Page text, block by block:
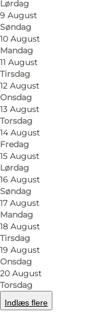
Lørdag
9 August
Søndag
10 August
Mandag
11 August
Tirsdag
12 August
Onsdag
13 August
Torsdag
14 August
Fredag
15 August
Lørdag
16 August
Søndag
17 August
Mandag
18 August
Tirsdag
19 August
Onsdag
20 August
Torsdag
Indlæs flere
Foto: